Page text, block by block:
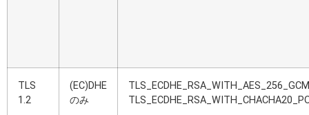
TLS
1.2
(EC)DHE
のみ